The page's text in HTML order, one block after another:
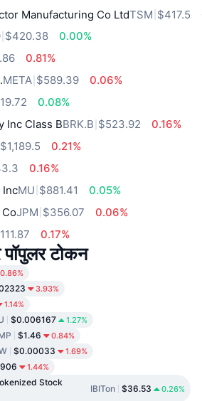
Manufacturing Co LtdTSM $417.5
$420.38
0.00%
0.81%
META $589.39
0.06%
0.08%
Inc Class BBRK.B $523.92
0.16%
$1,189.5
0.21%
0.16%
IncMU $881.41
0.05%
JPM $356.07
0.06%
0.17%
टोकन
0.86%
3.93%
1.14%
$0.006167 1.27%
$1.46 0.84%
$0.00033 1.69%
1.44%
Stock
IBITon $36.53 0.26%